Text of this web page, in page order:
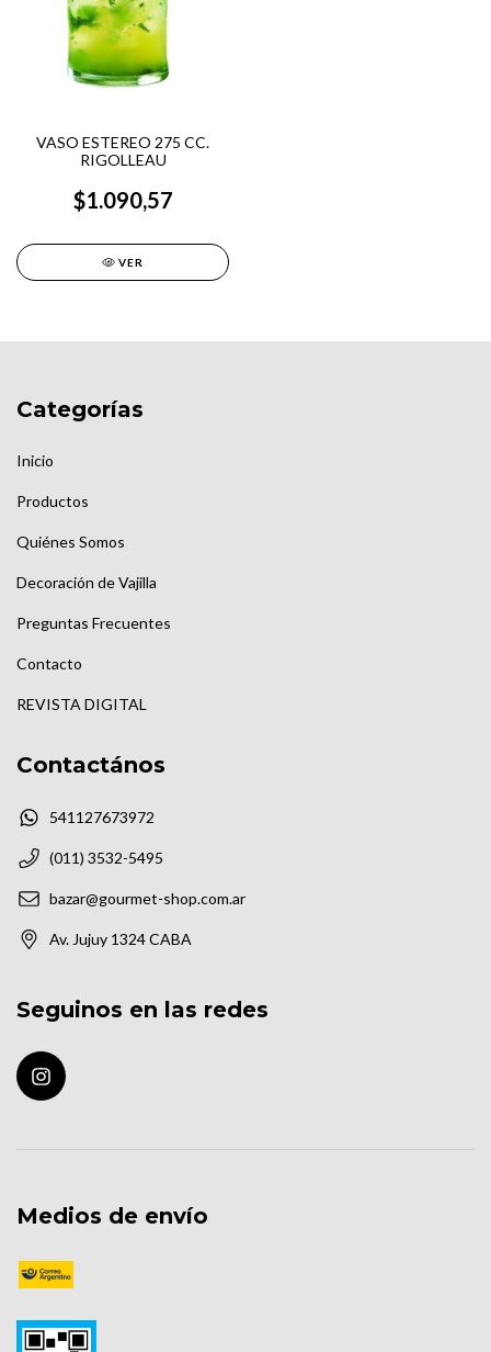
VASO ESTEREO 275 CC.
RIGOLLEAU
$1.090,57
VER
Categorías
Inicio
Productos
Quiénes Somos
Decoración de Vajilla
Preguntas Frecuentes
Contacto
REVISTA DIGITAL
Contactános
541127673972
(011) 3532-5495
bazar@gourmet-shop.com.ar
Av. Jujuy 1324 CABA
Seguinos en las redes
Medios de envío